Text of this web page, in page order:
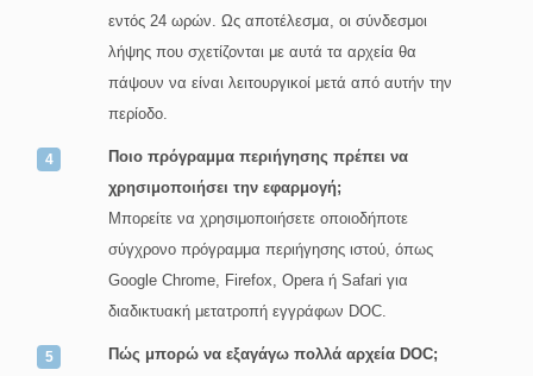
εντός 24 ωρών. Ως αποτέλεσμα, οι σύνδεσμοι
λήψης που σχετίζονται με αυτά τα αρχεία θα
πάψουν να είναι λειτουργικοί μετά από αυτήν την
περίοδο.
Ποιο πρόγραμμα περιήγησης πρέπει να
χρησιμοποιήσει την εφαρμογή;
Μπορείτε να χρησιμοποιήσετε οποιοδήποτε
σύγχρονο πρόγραμμα περιήγησης ιστού, όπως
Google Chrome, Firefox, Opera ή Safari για
διαδικτυακή μετατροπή εγγράφων DOC.
Πώς μπορώ να εξαγάγω πολλά αρχεία DOC;